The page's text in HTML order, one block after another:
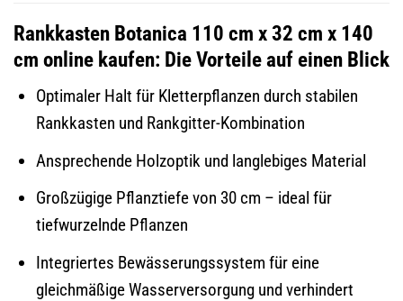
Rankkasten Botanica 110 cm x 32 cm x 140
cm online kaufen: Die Vorteile auf einen Blick
Optimaler Halt für Kletterpflanzen durch stabilen
Rankkasten und Rankgitter-Kombination
Ansprechende Holzoptik und langlebiges Material
Großzügige Pflanztiefe von 30 cm – ideal für
tiefwurzelnde Pflanzen
Integriertes Bewässerungssystem für eine
gleichmäßige Wasserversorgung und verhindert